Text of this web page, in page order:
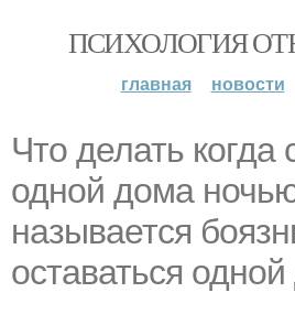
ПСИХОЛОГИЯ
главная новости
Что делать когда
одной дома
называется
оставаться